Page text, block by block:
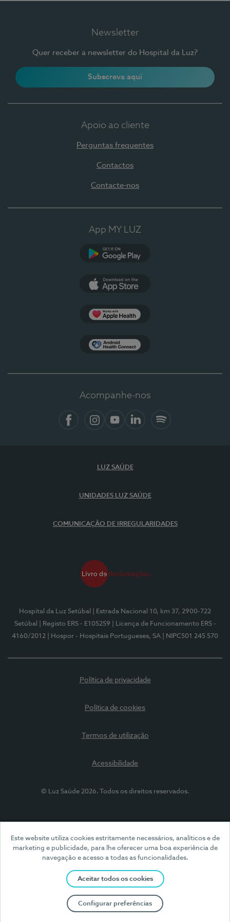
Este website utiliza cookies estritamente necessários, analíticos e de
marketing e publicidade, para lhe oferecer uma boa experiência de
navegação e acesso a todas as funcionalidades.
Aceitar todos os cookies
Configurar preferências
Newsletter
Quer receber a newsletter do Hospital da Luz?
Subscreva aqui
Apoio ao cliente
Perguntas frequentes
Contactos
Contacte-nos
App MY LUZ
Acompanhe-nos
LUZ SAÚDE
UNIDADES LUZ SAÚDE
COMUNICAÇÃO DE IRREGULARIDADES
Hospital da Luz Setúbal
| Estrada Nacional 10, km 37, 2900-722
Setúbal
| Registo ERS - E105259
| Licença de Funcionamento ERS -
4160/2012
| Hospor - Hospitais Portugueses, SA | NIPC501 245 570
Política de privacidade
Política de cookies
Termos de utilização
Acessibilidade
© Luz Saúde 2026. Todos os direitos reservados.